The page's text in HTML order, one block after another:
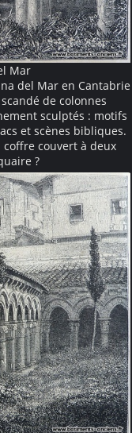
Mar
del Mar en Cantabrie
de colonnes
sculptés : motifs
et scènes bibliques.
couvert à deux
?